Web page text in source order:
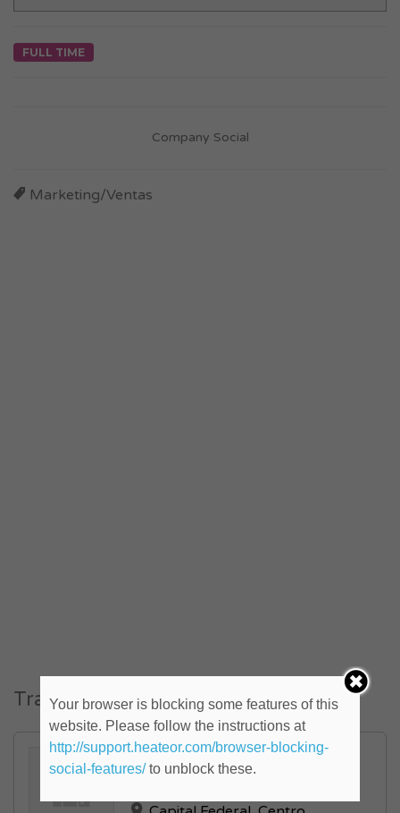
FULL TIME
Company Social
Marketing/Ventas
Trabajos similares
Diseñador grafico (ID:
Your browser is blocking some features of this
website. Please follow the instructions at
http://support.heateor.com/browser-blocking-
social-features/to unblock these.